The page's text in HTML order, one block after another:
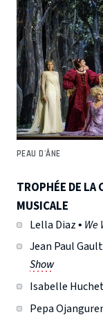
PEAU D'ÂNE
TROPHÉE DE LA
MUSICALE
Lella Diaz • We
Jean Paul
Show
Isabelle
Pepa